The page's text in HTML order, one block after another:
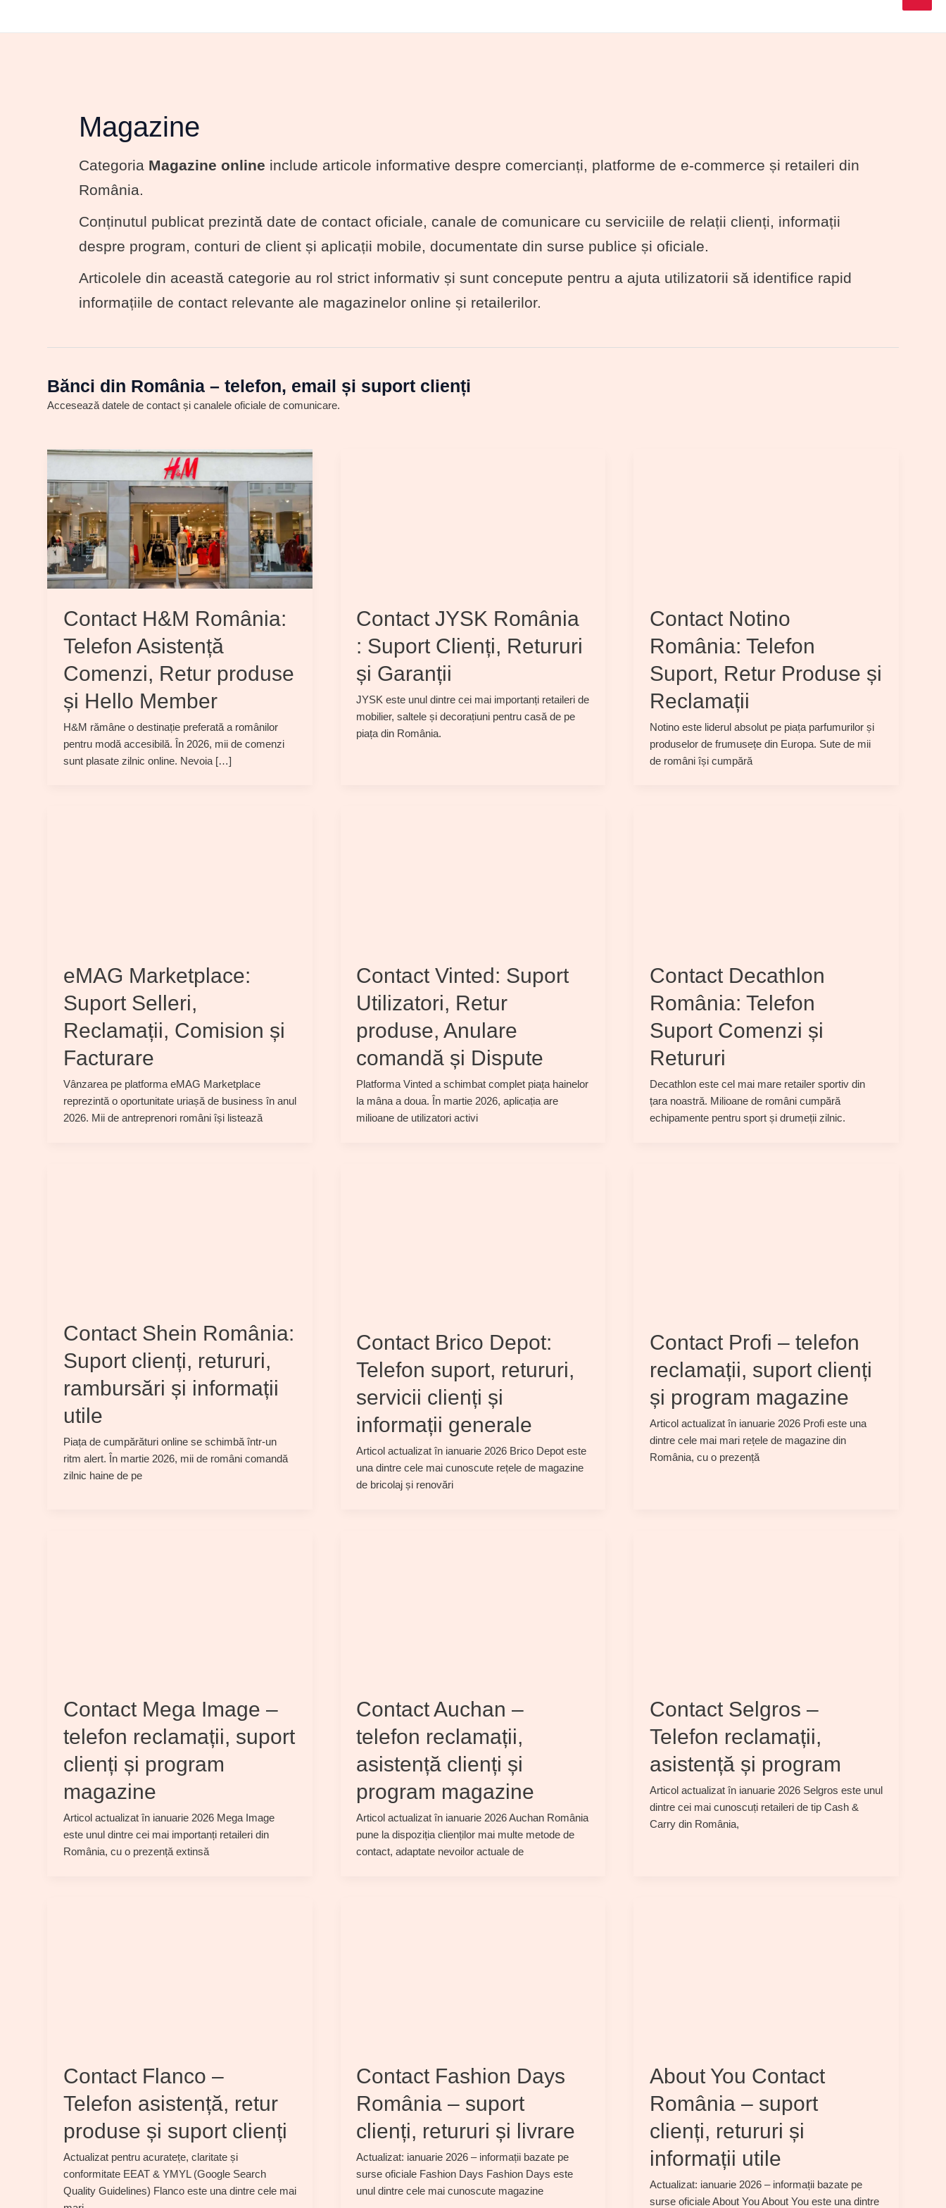
Magazine
Categoria Magazine online include articole informative despre comercianți, platforme de e-commerce și retaileri din
România.
Conținutul publicat prezintă date de contact oficiale, canale de comunicare cu serviciile de relații clienți, informații
despre program, conturi de client și aplicații mobile, documentate din surse publice și oficiale.
Articolele din această categorie au rol strict informativ și sunt concepute pentru a ajuta utilizatorii să identifice rapid
informațiile de contact relevante ale magazinelor online și retailerilor.
Bănci din România – telefon, email și suport clienți
Accesează datele de contact și canalele oficiale de comunicare.
Contact H&M România:
Telefon Asistență
Comenzi, Retur produse
și Hello Member
H&M rămâne o destinație preferată a românilor
pentru modă accesibilă. În 2026, mii de comenzi
sunt plasate zilnic online. Nevoia […]
Contact JYSK România
: Suport Clienți, Retururi
și Garanții
JYSK este unul dintre cei mai importanți retaileri de
mobilier, saltele și decorațiuni pentru casă de pe
piața din România.
Contact Notino
România: Telefon
Suport, Retur Produse și
Reclamații
Notino este liderul absolut pe piața parfumurilor și
produselor de frumusețe din Europa. Sute de mii
de români își cumpără
eMAG Marketplace:
Suport Selleri,
Reclamații, Comision și
Facturare
Vânzarea pe platforma eMAG Marketplace
reprezintă o oportunitate uriașă de business în anul
2026. Mii de antreprenori români își listează
Contact Vinted: Suport
Utilizatori, Retur
produse, Anulare
comandă și Dispute
Platforma Vinted a schimbat complet piața hainelor
la mâna a doua. În martie 2026, aplicația are
milioane de utilizatori activi
Contact Decathlon
România: Telefon
Suport Comenzi și
Retururi
Decathlon este cel mai mare retailer sportiv din
țara noastră. Milioane de români cumpără
echipamente pentru sport și drumeții zilnic.
Contact Shein România:
Suport clienți, retururi,
rambursări și informații
utile
Piața de cumpărături online se schimbă într-un
ritm alert. În martie 2026, mii de români comandă
zilnic haine de pe
Contact Brico Depot:
Telefon suport, retururi,
servicii clienți și
informații generale
Articol actualizat în ianuarie 2026 Brico Depot este
una dintre cele mai cunoscute rețele de magazine
de bricolaj și renovări
Contact Profi – telefon
reclamații, suport clienți
și program magazine
Articol actualizat în ianuarie 2026 Profi este una
dintre cele mai mari rețele de magazine din
România, cu o prezență
Contact Mega Image –
telefon reclamații, suport
clienți și program
magazine
Articol actualizat în ianuarie 2026 Mega Image
este unul dintre cei mai importanți retaileri din
România, cu o prezență extinsă
Contact Auchan –
telefon reclamații,
asistență clienți și
program magazine
Articol actualizat în ianuarie 2026 Auchan România
pune la dispoziția clienților mai multe metode de
contact, adaptate nevoilor actuale de
Contact Selgros –
Telefon reclamații,
asistență și program
Articol actualizat în ianuarie 2026 Selgros este unul
dintre cei mai cunoscuți retaileri de tip Cash &
Carry din România,
Contact Flanco –
Telefon asistență, retur
produse și suport clienți
Actualizat pentru acuratețe, claritate și
conformitate EEAT & YMYL (Google Search
Quality Guidelines) Flanco este una dintre cele mai
Contact Fashion Days
România – suport
clienți, retururi și livrare
Actualizat: ianuarie 2026 – informații bazate pe
surse oficiale Fashion Days Fashion Days este
unul dintre cele mai cunoscute magazine
About You Contact
România – suport
clienți, retururi și
informații utile
Actualizat: ianuarie 2026 – informații bazate pe
surse oficiale About You About You este una dintre